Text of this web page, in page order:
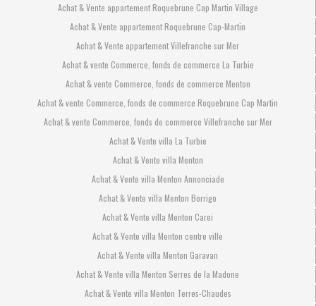
Achat & Vente appartement Roquebrune Cap Martin Village
Achat & Vente appartement Roquebrune Cap-Martin
Achat & Vente appartement Villefranche sur Mer
Achat & vente Commerce, fonds de commerce La Turbie
Achat & vente Commerce, fonds de commerce Menton
Achat & vente Commerce, fonds de commerce Roquebrune Cap Martin
Achat & vente Commerce, fonds de commerce Villefranche sur Mer
Achat & Vente villa La Turbie
Achat & Vente villa Menton
Achat & Vente villa Menton Annonciade
Achat & Vente villa Menton Borrigo
Achat & Vente villa Menton Carei
Achat & Vente villa Menton centre ville
Achat & Vente villa Menton Garavan
Achat & Vente villa Menton Serres de la Madone
Achat & Vente villa Menton Terres-Chaudes